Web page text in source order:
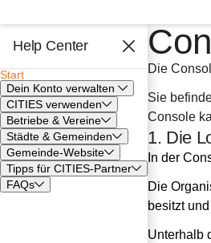
Help Center
Start
Dein Konto verwalten
CITIES verwenden
Betriebe & Vereine
Städte & Gemeinden
Gemeinde-Website
Tipps für CITIES-Partner
FAQs
Die
Sie
Console
1. Die
In der
Die
besitzt
Unterhalb